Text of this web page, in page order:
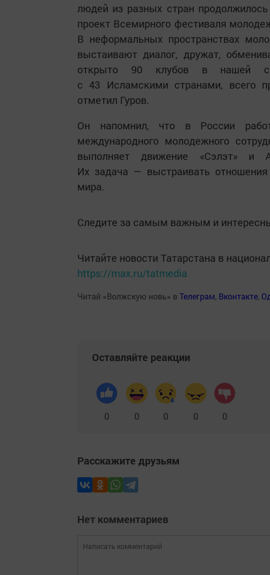
людей из разных стран
проект Всемирного фестиваля
В неформальных пространствах
выстаивают диалог, дружат,
открыто 90 клубов в нашей
с 43 Исламскими странами, всего
отметил Гуров.
Он напомнил, что в России
международного молодежного
выполняет движение «Сэлэт» и
Их задача — выстраивать
мира.
Следите за самым важным и
Читайте новости Татарстана в
https://max.ru/tatmedia
Читай «Волжскую новь» в Телеграм, Вконтакте,
Оставляйте реакции
0 0 0 0 0
Расскажите друзьям
Нет комментариев